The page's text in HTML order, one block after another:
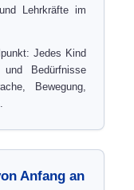
Lehrkräfte im
Jedes Kind
Bedürfnisse
Bewegung,
Anfang an